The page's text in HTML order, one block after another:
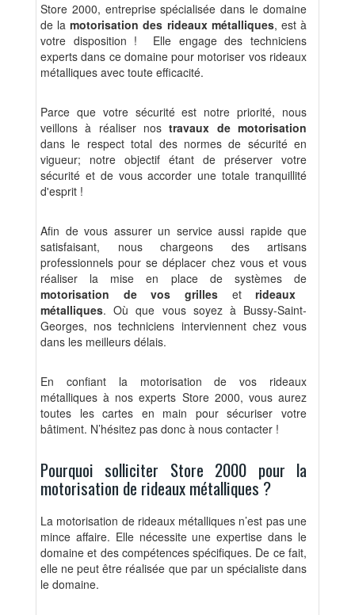
Store 2000, entreprise spécialisée dans le domaine
de lamotorisation des rideaux métalliques, est à
votre disposition ! Elle engage des techniciens
experts dans ce domaine pour motoriser vos rideaux
métalliques avec toute efficacité.
Parce que votre sécurité est notre priorité, nous
veillons à réaliser nostravaux de motorisation
dans le respect total des normes de sécurité en
vigueur; notre objectif étant de préserver votre
sécurité et de vous accorder une totale tranquillité
d'esprit !
Afin de vous assurer un service aussi rapide que
satisfaisant, nous chargeons des artisans
professionnels pour se déplacer chez vous et vous
réaliser la mise en place de systèmes de
motorisation de vos grilles etrideaux
métalliques. Où que vous soyez à Bussy-Saint-
Georges, nos techniciens interviennent chez vous
dans les meilleurs délais.
En confiant la motorisation de vos rideaux
métalliques à nos experts Store 2000, vous aurez
toutes les cartes en main pour sécuriser votre
bâtiment. N’hésitez pas donc à nous contacter !
Pourquoi solliciter Store 2000 pour la
motorisation de rideaux métalliques ?
La motorisation de rideaux métalliques n’est pas une
mince affaire. Elle nécessite une expertise dans le
domaine et des compétences spécifiques. De ce fait,
elle ne peut être réalisée que par un spécialiste dans
le domaine.